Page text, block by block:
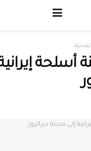
إيرانية